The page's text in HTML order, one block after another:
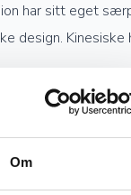
Om
har sitt eget
design.
et teppe har,